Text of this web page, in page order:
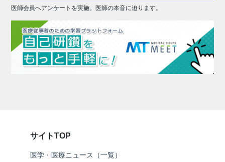
医師会員へアンケートを実施。医師の本音に迫ります。
サイトTOP
医学・医療ニュース（一覧）